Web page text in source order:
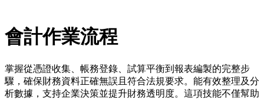
會計作業流程
掌握從憑證收集、帳務登錄、試算平衡到報表編製的完整步
驟，確保財務資料正確無誤且符合法規要求。能有效整理及分
析數據，支持企業決策並提升財務透明度。這項技能不僅幫助